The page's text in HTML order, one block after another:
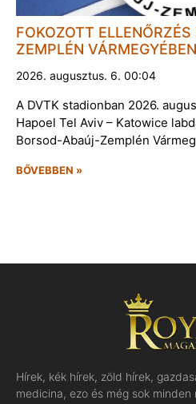
FOKOZOTT
ZEMPLÉN VÁRMEGYÉBEN
2026. augusztus. 6. 00:04
A DVTK stadionban 2026.
Hapoel Tel Aviv – Katowice
Borsod-Abaúj-Zemplén
BŐVEBBEN »
Hírek, kék hírek, zöld hírek,
medicina, ezo és még sok minden